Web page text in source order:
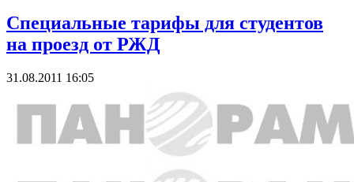
Специальные тарифы для студентов
на проезд от РЖД
31.08.2011 16:05